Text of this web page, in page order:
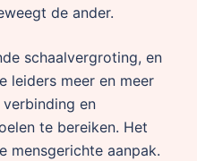
de ander.
schaalvergroting, en
leiders meer en meer
en
te bereiken. Het
mensgerichte aanpak.